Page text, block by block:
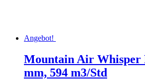
Angebot!
Mountain Air Whisper
mm, 594 m3/Std